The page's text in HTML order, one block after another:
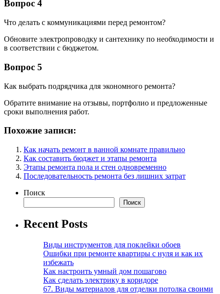
Вопрос 4
Что делать с коммуникациями перед ремонтом?
Обновите электропроводку и сантехнику по необходимости и
в соответствии с бюджетом.
Вопрос 5
Как выбрать подрядчика для экономного ремонта?
Обратите внимание на отзывы, портфолио и предложенные
сроки выполнения работ.
Похожие записи:
Как начать ремонт в ванной комнате правильно
Как составить бюджет и этапы ремонта
Этапы ремонта пола и стен одновременно
Последовательность ремонта без лишних затрат
Поиск
Поиск
Recent Posts
Виды инструментов для поклейки обоев
Ошибки при ремонте квартиры с нуля и как их
избежать
Как настроить умный дом пошагово
Как сделать электрику в коридоре
67. Виды материалов для отделки потолка своими